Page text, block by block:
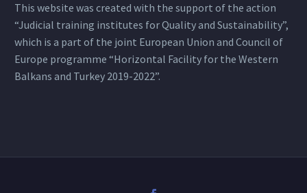
This website was created with the support of the action
“Judicial training institutes for Quality and Sustainability”,
which is a part of the joint European Union and Council of
Europe programme “Horizontal Facility for the Western
Balkans and Turkey 2019-2022”.